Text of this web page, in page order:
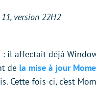
version 22H2
: il affectait déjà
de la mise à jour
Cette fois-ci, c’est